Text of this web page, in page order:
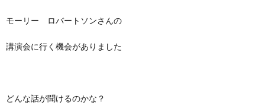
モーリー ロバートソンさんの
講演会に行く機会がありました
どんな話が聞けるのかな？